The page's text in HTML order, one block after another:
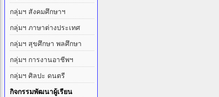
กลุ่มฯ สังคมศึกษาฯ
กลุ่มฯ ภาษาต่างประเทศ
กลุ่มฯ สุขศึกษา พลศึกษา
กลุ่มฯ การงานอาชีพฯ
กลุ่มฯ ศิลปะ ดนตรี
กิจกรรมพัฒนาผู้เรียน